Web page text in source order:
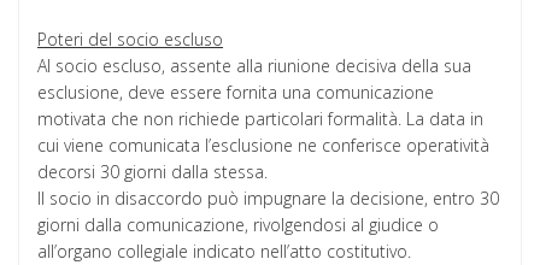
Poteri del socio escluso
Al socio escluso, assente alla riunione decisiva della sua
esclusione, deve essere fornita una comunicazione
motivata che non richiede particolari formalità. La data in
cui viene comunicata l’esclusione ne conferisce operatività
decorsi 30 giorni dalla stessa.
Il socio in disaccordo può impugnare la decisione, entro 30
giorni dalla comunicazione, rivolgendosi al giudice o
all’organo collegiale indicato nell’atto costitutivo.